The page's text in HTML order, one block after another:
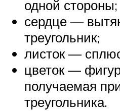
одной стороны;
сердце —
треугольник;
листок —
цветок —
получаемая
треугольника.